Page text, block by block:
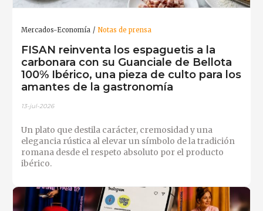
Mercados-Economía Notas de prensa
FISAN reinventa los espaguetis a la
carbonara con su Guanciale de Bellota
100% Ibérico, una pieza de culto para los
amantes de la gastronomía
13-jul-2026
Un plato que destila carácter, cremosidad y una
elegancia rústica al elevar un símbolo de la tradición
romana desde el respeto absoluto por el producto
ibérico.